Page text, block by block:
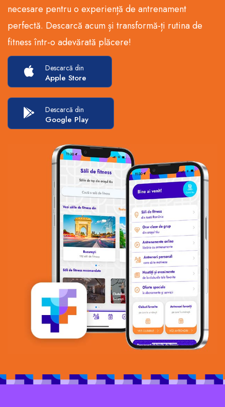
necesare pentru o experiență de antrenament
perfectă. Descarcă acum și transformă-ți rutina de
fitness într-o adevărată plăcere!
Descarcă din
Apple Store
Descarcă din
Google Play